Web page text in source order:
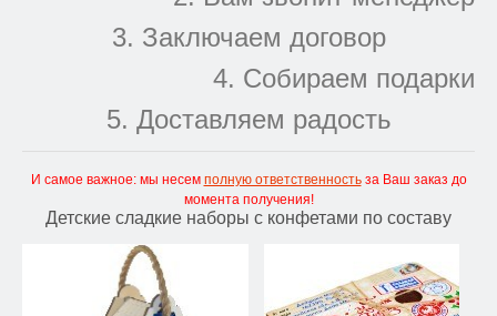
3. Заключаем договор
4. Собираем подарки
5. Доставляем радость
И самое важное: мы несем полную ответственностьза Ваш заказ до
момента получения!
Детские сладкие наборы с конфетами по составу